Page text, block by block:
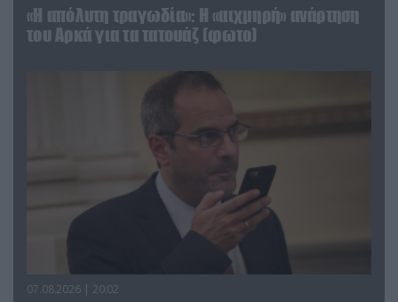
«Η απόλυτη τραγωδία»: Η «αιχμηρή» ανάρτηση
του Αρκά για τα τατουάζ (φωτο)
07.08.2026 | 20:02